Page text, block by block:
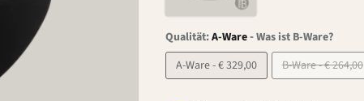
Qualität:A-Ware-Was ist B-Ware?
A-Ware - € 329,00
B-Ware - € 264,00